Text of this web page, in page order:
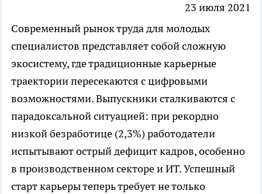
23 июля 2021
Современный рынок труда для молодых
специалистов представляет собой сложную
экосистему, где традиционные карьерные
траектории пересекаются с цифровыми
возможностями. Выпускники сталкиваются с
парадоксальной ситуацией: при рекордно
низкой безработице (2,3%) работодатели
испытывают острый дефицит кадров, особенно
в производственном секторе и ИТ. Успешный
старт карьеры теперь требует не только